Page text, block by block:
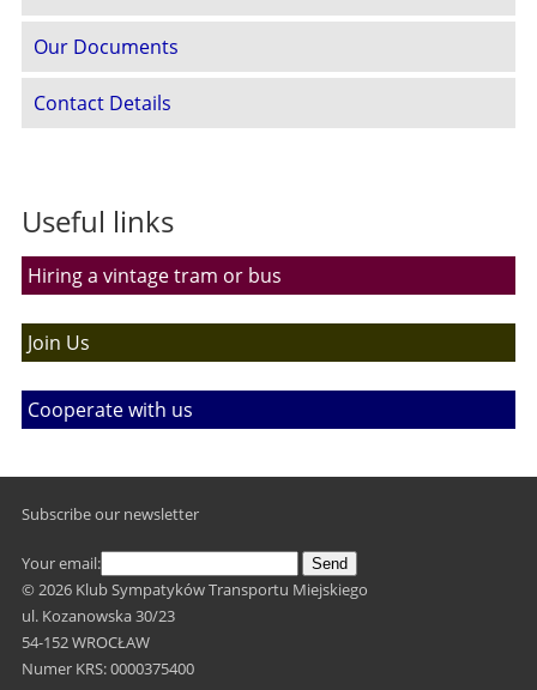
Our Documents
Contact Details
Useful links
Hiring a vintage tram or bus
Join Us
Cooperate with us
Subscribe our newsletter
Your email: Send
© 2026 Klub Sympatyków Transportu Miejskiego
ul. Kozanowska 30/23
54-152 WROCŁAW
Numer KRS: 0000375400